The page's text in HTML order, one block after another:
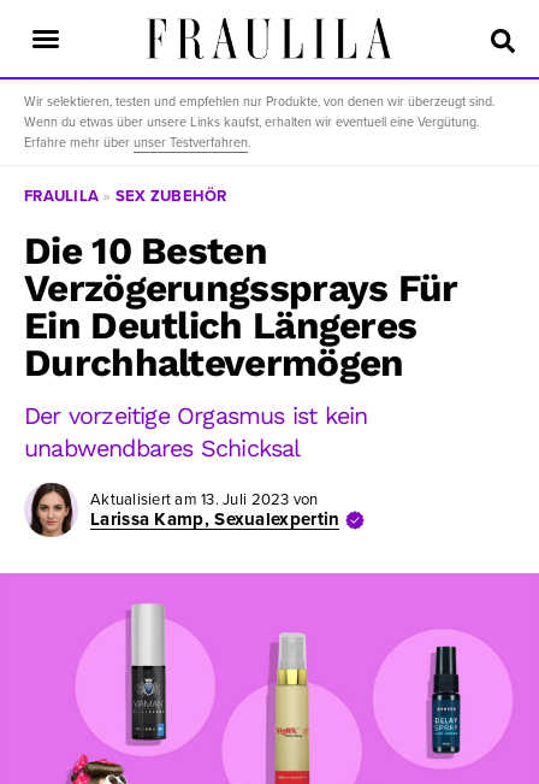
Wir selektieren, testen und empfehlen nur Produkte, von denen wir überzeugt sind.
Wenn du etwas über unsere Links kaufst, erhalten wir eventuell eine Vergütung.
Erfahre mehr überunser Testverfahren.
FRAULILA » SEX ZUBEHÖR
Die 10 Besten
Verzögerungssprays Für
Ein Deutlich Längeres
Durchhaltevermögen
Der vorzeitige Orgasmus ist kein
unabwendbares Schicksal
Aktualisiert am13. Juli 2023 von
Larissa Kamp, Sexualexpertin